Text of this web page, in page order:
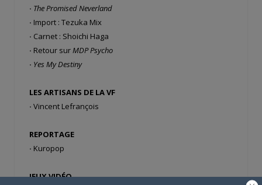
· The Promised Neverland
· Import : Tezuka Mix
· Carnet : Shoichi Haga
· Retour surMDP Psycho
· Yes My Destiny
LES ARTISANS DE LA VF
· Vincent Lefrançois
REPORTAGE
· Kuropop
JEUX VIDÉO